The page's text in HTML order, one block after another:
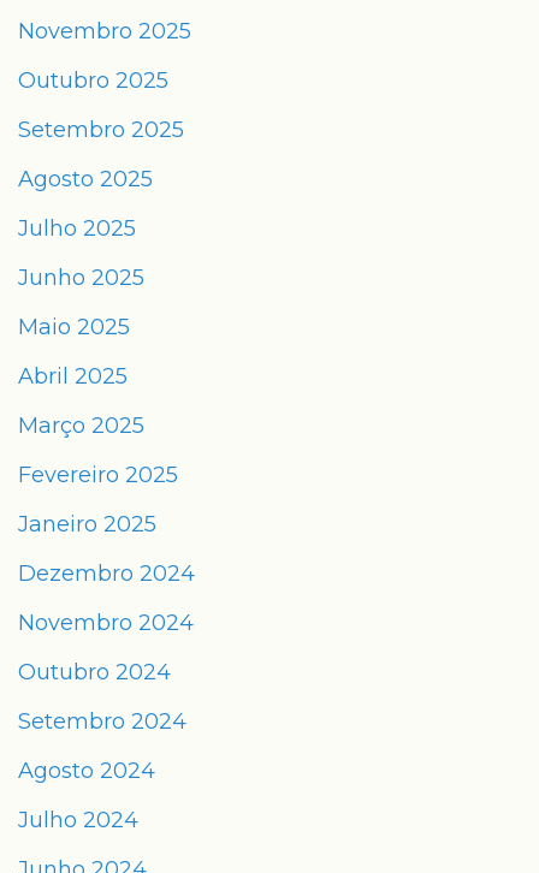
Novembro 2025
Outubro 2025
Setembro 2025
Agosto 2025
Julho 2025
Junho 2025
Maio 2025
Abril 2025
Março 2025
Fevereiro 2025
Janeiro 2025
Dezembro 2024
Novembro 2024
Outubro 2024
Setembro 2024
Agosto 2024
Julho 2024